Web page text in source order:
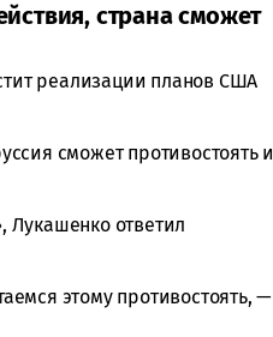
страна сможет
реализации планов США
сможет противостоять и
Лукашенко ответил
этому противостоять, —